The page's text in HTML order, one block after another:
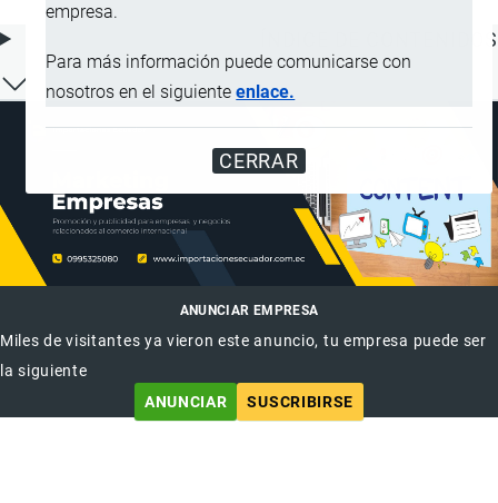
empresa.
Para más información puede comunicarse con
nosotros en el siguienteenlace.
CERRAR
ÍNDICE DE CONTENIDOS
ANUNCIAR EMPRESA
Miles de visitantes ya vieron este anuncio, tu empresa puede ser
la siguiente
ANUNCIAR
SUSCRIBIRSE